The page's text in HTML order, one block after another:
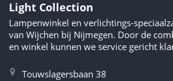
Light Collection
Lampenwinkel en verlichtings-
van Wijchen bij Nijmegen. Door de
en winkel kunnen we service gericht
Touwslagersbaan 38